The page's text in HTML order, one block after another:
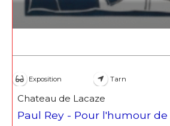
Exposition Tarn
Chateau de Lacaze
Paul Rey - Pour l'humour